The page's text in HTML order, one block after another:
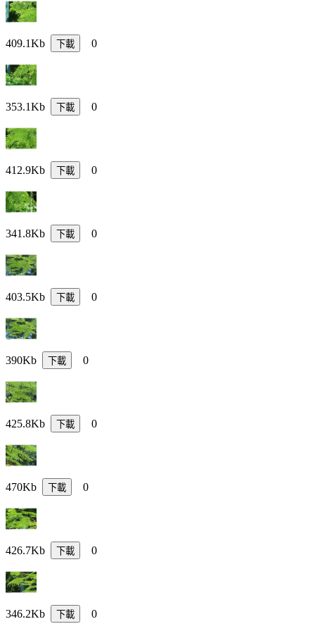
409.1Kb 下載 0
353.1Kb 下載 0
412.9Kb 下載 0
341.8Kb 下載 0
403.5Kb 下載 0
390Kb 下載 0
425.8Kb 下載 0
470Kb 下載 0
426.7Kb 下載 0
346.2Kb 下載 0